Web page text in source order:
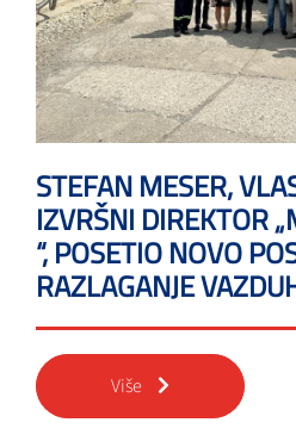
STEFAN MESER,
IZVRŠNI DIREKTOR
“, POSETIO NOVO
RAZLAGANJE
Više